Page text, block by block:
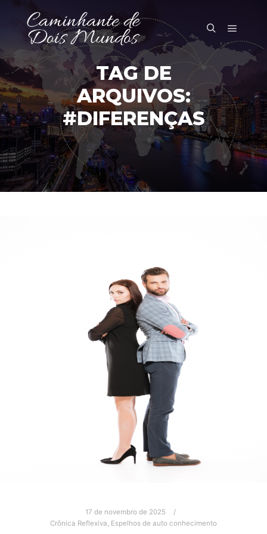
PesquisaMenu
TAG DE
ARQUIVOS:
#DIFERENÇAS
17 de novembro de 2025
Crônica Reflexiva, Espelhos de auto conhecimento